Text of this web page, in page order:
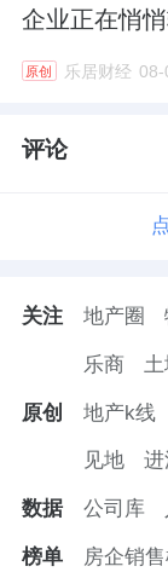
企业正在悄
原创 乐居财经 08-
评论
关注 地产圈
乐商
原创 地产k线
见地 进
数据 公司库
榜单 房企销